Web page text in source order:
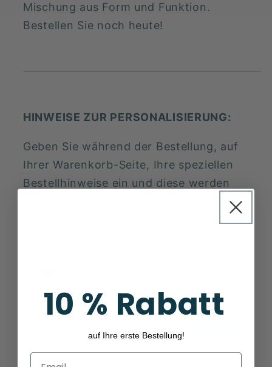
Mischung aus Form und Funktion.
Bestellen Sie noch heute!
HINWEISE ZUR PERSONALISIERUNG:
Geben Sie während der Bestellung, auf
Ihrer Warenkorb-Seite, Ihre speziellen
Bestellhinweise ein und diese werden
10 % Rabatt
auf Ihre erste Bestellung!
Email